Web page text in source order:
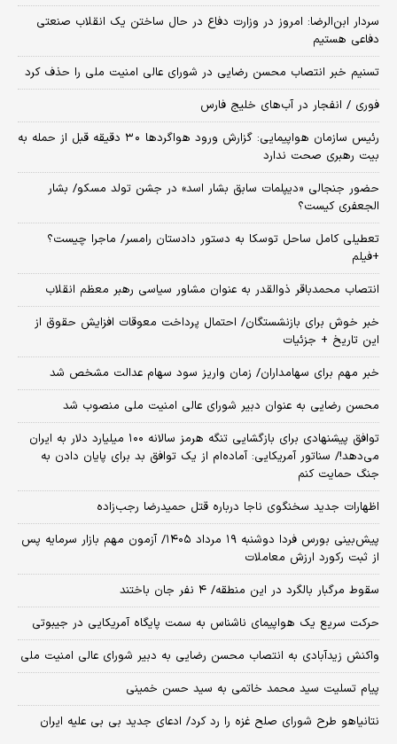
سردار ابن‌الرضا: امروز در وزارت دفاع در حال ساختن یک انقلاب صنعتی
دفاعی هستیم
تسنیم خبر انتصاب محسن رضایی در شورای عالی امنیت ملی را حذف کرد
فوری / انفجار در آب‌های خلیج فارس
رئیس سازمان هواپیمایی: گزارش ورود هواگردها ٣٠ دقیقه قبل از حمله به
بیت رهبری صحت ندارد
حضور جنجالی «دیپلمات سابق بشار اسد» در جشن تولد مسکو/ بشار
الجعفری کیست؟
تعطیلی کامل ساحل توسکا به دستور دادستان رامسر/ ماجرا چیست؟
+فیلم
انتصاب محمدباقر ذوالقدر به عنوان مشاور سیاسی رهبر معظم انقلاب
خبر خوش برای بازنشستگان/ احتمال پرداخت معوقات افزایش حقوق از
این تاریخ + جزئیات
خبر مهم برای سهامداران/ زمان واریز سود سهام عدالت مشخص شد
محسن رضایی به عنوان دبیر شورای عالی امنیت ملی منصوب شد
توافق پیشنهادی برای بازگشایی تنگه هرمز سالانه ۱۰۰ میلیارد دلار به ایران
می‌دهد!/ سناتور آمریکایی: آماده‌ام از یک توافق بد برای پایان دادن به
جنگ حمایت کنم
اظهارات جدید سخنگوی ناجا درباره قتل حمیدرضا رجب‌زاده
​پیش‌بینی بورس فردا دوشنبه ۱۹ مرداد ۱۴۰۵/ آزمون مهم بازار سرمایه پس
از ثبت رکورد ارزش معاملات
سقوط مرگبار بالگرد در این منطقه/ ۴ نفر جان باختند
حرکت سریع یک هواپیمای ناشناس به سمت پایگاه آمریکایی در جیبوتی
واکنش زیدآبادی به انتصاب محسن رضایی به دبیر شورای عالی امنیت ملی
پیام تسلیت سید محمد خاتمی به سید حسن خمینی
نتانیاهو طرح شورای صلح غزه را رد کرد/ ادعای جدید بی بی علیه ایران